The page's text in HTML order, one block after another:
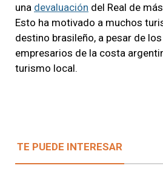
una devaluación del Real de
Esto ha motivado a muchos
destino brasileño, a pesar de
empresarios de la costa
turismo local.
TE PUEDE INTERESAR